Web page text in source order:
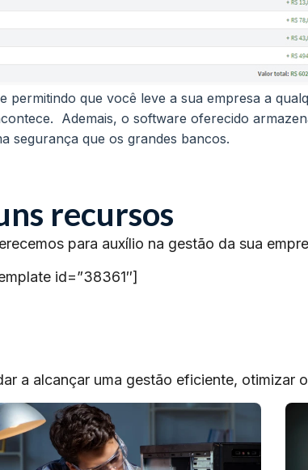
permitindo que você leve a sua empresa a
Ademais, o software oferecido
segurança que os grandes bancos.
recursos
para auxílio na gestão da sua
id=”38361″]
a alcançar uma gestão eficiente, otimizar